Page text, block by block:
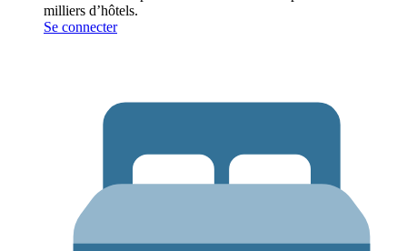
milliers d’hôtels.
Se connecter